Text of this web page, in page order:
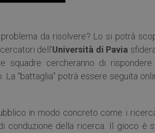
da risolvere? Lo si potrà
dell’Università di Pavia
squadre cercheranno di
“battaglia” potrà essere seguita
in modo concreto come i
conduzione della ricerca. Il gioco è